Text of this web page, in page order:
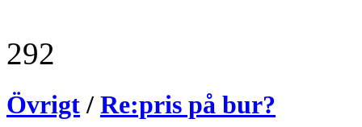
292
Övrigt / Re:pris på bur?